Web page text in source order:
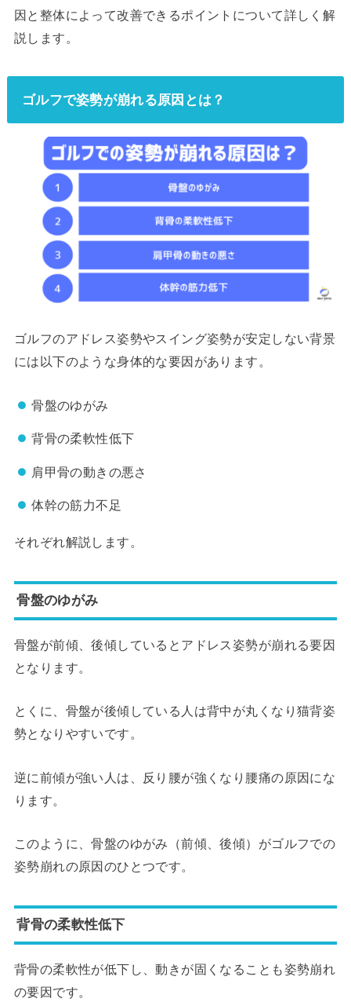
因と整体によって改善できるポイントについて詳しく解
説します。
ゴルフで姿勢が崩れる原因とは？
ゴルフのアドレス姿勢やスイング姿勢が安定しない背景
には以下のような身体的な要因があります。
骨盤のゆがみ
背骨の柔軟性低下
肩甲骨の動きの悪さ
体幹の筋力不足
それぞれ解説します。
骨盤のゆがみ
骨盤が前傾、後傾しているとアドレス姿勢が崩れる要因
となります。
とくに、骨盤が後傾している人は背中が丸くなり猫背姿
勢となりやすいです。
逆に前傾が強い人は、反り腰が強くなり腰痛の原因にな
ります。
このように、骨盤のゆがみ（前傾、後傾）がゴルフでの
姿勢崩れの原因のひとつです。
背骨の柔軟性低下
背骨の柔軟性が低下し、動きが固くなることも姿勢崩れ
の要因です。